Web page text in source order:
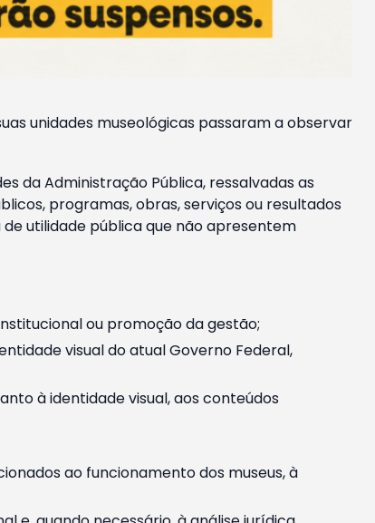
unidades museológicas passaram a observar
da Administração Pública, ressalvadas as
programas, obras, serviços ou resultados
utilidade pública que não apresentem
ou promoção da gestão;
visual do atual Governo Federal,
à identidade visual, aos conteúdos
ao funcionamento dos museus, à